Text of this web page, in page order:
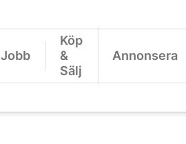
Jobb
Köp
&
Sälj
Annonsera